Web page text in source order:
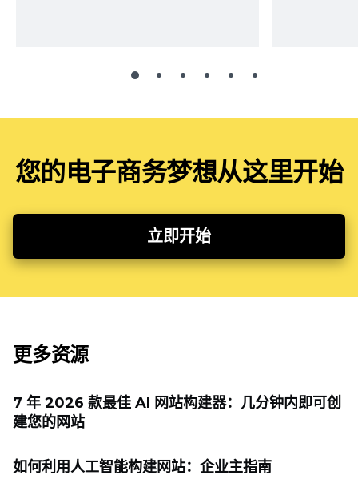
您的电子商务梦想从这里开始
立即开始
更多资源
7 年 2026 款最佳 AI 网站构建器：几分钟内即可创
建您的网站
如何利用人工智能构建网站：企业主指南